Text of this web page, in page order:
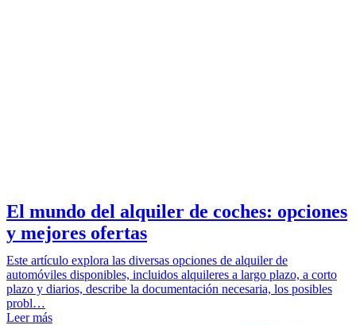
El mundo del alquiler de coches: opciones
y mejores ofertas
Este artículo explora las diversas opciones de alquiler de
automóviles disponibles, incluidos alquileres a largo plazo, a corto
plazo y diarios, describe la documentación necesaria, los posibles
probl…
Leer más